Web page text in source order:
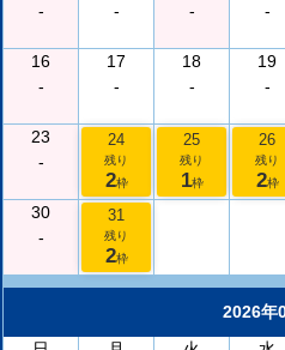
-
-
-
-
16
-
17
-
18
-
19
-
23
-
24
残り
2枠
25
残り
1枠
26
残り
2枠
30
-
31
残り
2枠
2026年